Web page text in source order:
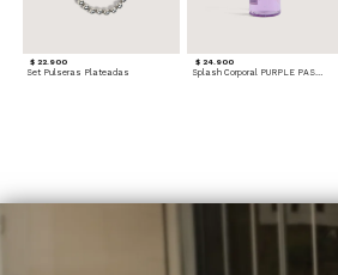
$ 22.900
Set Pulseras Plateadas
$ 24.900
Splash Corporal PURPLE PASSION - Floral